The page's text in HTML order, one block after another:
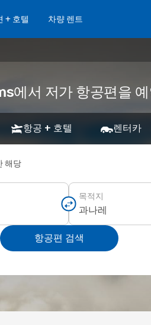
+ 호텔 차량 렌트
에서 저가 항공편을
항공 + 호텔 렌터카
해당
목적지
항공편 검색